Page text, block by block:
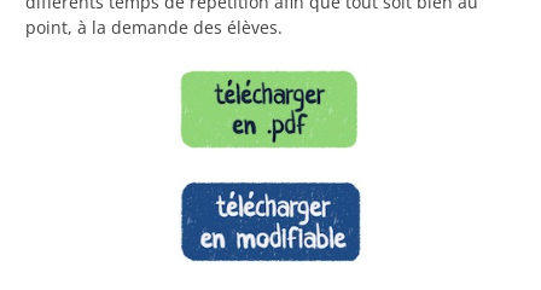
point, à la demande des élèves.